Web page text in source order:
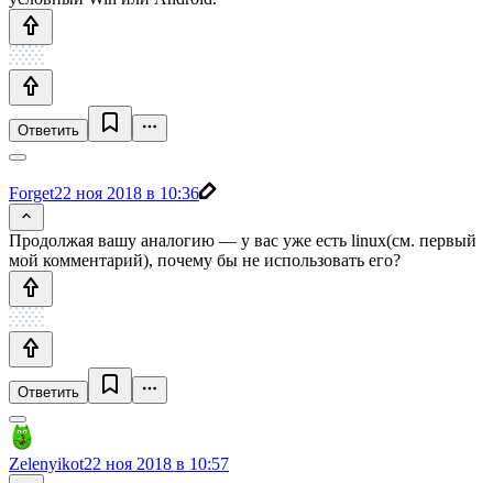
Ответить
Forget22 ноя 2018 в 10:36
Продолжая вашу аналогию — у вас уже есть linux(см. первый
мой комментарий), почему бы не использовать его?
Ответить
Zelenyikot22 ноя 2018 в 10:57